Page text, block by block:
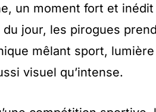
un moment fort et
du jour, les pirogues
mêlant sport,
visuel qu’intense.